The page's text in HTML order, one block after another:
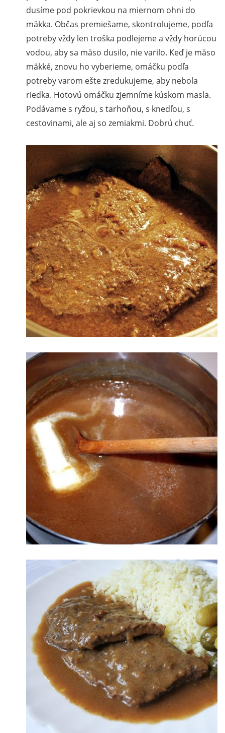
dusíme pod pokrievkou na miernom ohni do
mäkka. Občas premiešame, skontrolujeme, podľa
potreby vždy len troška podlejeme a vždy horúcou
vodou, aby sa mäso dusilo, nie varilo. Keď je mäso
mäkké, znovu ho vyberieme, omáčku podľa
potreby varom ešte zredukujeme, aby nebola
riedka. Hotovú omáčku zjemníme kúskom masla.
Podávame s ryžou, s tarhoňou, s knedľou, s
cestovinami, ale aj so zemiakmi. Dobrú chuť.